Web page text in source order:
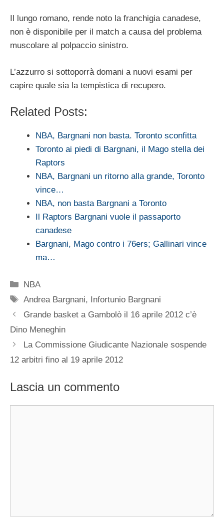
Il lungo romano, rende noto la franchigia canadese,
non è disponibile per il match a causa del problema
muscolare al polpaccio sinistro.
L’azzurro si sottoporrà domani a nuovi esami per
capire quale sia la tempistica di recupero.
Related Posts:
NBA, Bargnani non basta. Toronto sconfitta
Toronto ai piedi di Bargnani, il Mago stella dei
Raptors
NBA, Bargnani un ritorno alla grande, Toronto
vince…
NBA, non basta Bargnani a Toronto
Il Raptors Bargnani vuole il passaporto
canadese
Bargnani, Mago contro i 76ers; Gallinari vince
ma…
Categorie
NBA
Tag
Andrea Bargnani, Infortunio Bargnani
Grande basket a Gambolò il 16 aprile 2012 c’è
Dino Meneghin
La Commissione Giudicante Nazionale sospende
12 arbitri fino al 19 aprile 2012
Lascia un commento